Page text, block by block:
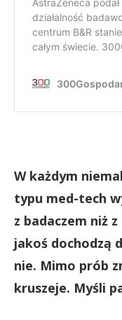
W każdym
typu med-tech
z badaczem niż
jakoś dochodzą
nie. Mimo prób
kruszeje. Myśli